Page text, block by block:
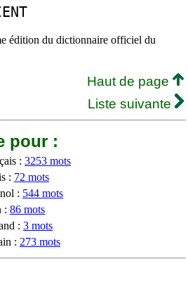
édition du dictionnaire officiel du
Haut de page
Liste suivante
pour :
: 3253 mots
: 72 mots
: 544 mots
: 86 mots
: 3 mots
: 273 mots